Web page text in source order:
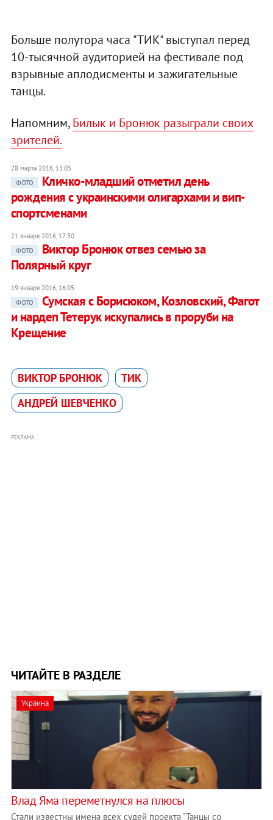
Больше полутора часа "ТИК" выступал перед
10-тысячной аудиторией на фестивале под
взрывные аплодисменты и зажигательные
танцы.
Напомним,Билык и Бронюк разыграли своих
зрителей.
28 марта 2016, 13:05
ФОТО
Кличко-младший отметил день
рождения с украинскими олигархами и вип-
спортсменами
21 января 2016, 17:30
ФОТО
Виктор Бронюк отвез семью за
Полярный круг
19 января 2016, 16:05
ФОТО
Сумская с Борисюком, Козловский, Фагот
и нардеп Тетерук искупались в проруби на
Крещение
ВИКТОР БРОНЮК
ТИК
АНДРЕЙ ШЕВЧЕНКО
РЕКЛАМА
ЧИТАЙТЕ В РАЗДЕЛЕ
Украина
Влад Яма переметнулся на плюсы
Стали известны имена всех судей проекта "Танцы со